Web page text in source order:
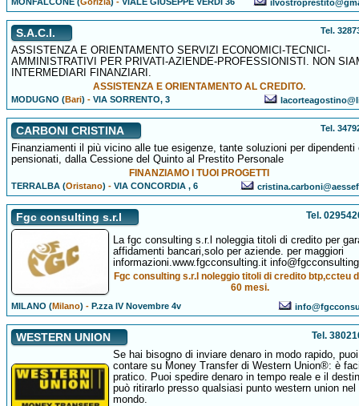
S.A.C.I. Tel.
ASSISTENZA E ORIENTAMENTO SERVIZI ECONOMICI-TECNICI-
AMMINISTRATIVI PER PRIVATI-AZIENDE-PROFESSIONISTI. NON
INTERMEDIARI FINANZIARI.
ASSISTENZA E ORIENTAMENTO AL CREDITO.
MODUGNO (Bari) -VIA SORRENTO, 3
CARBONI CRISTINA Tel.
Finanziamenti il più vicino alle tue esigenze, tante soluzioni per dipendenti
pensionati, dalla Cessione del Quinto al Prestito Personale
FINANZIAMO I TUOI PROGETTI
TERRALBA (Oristano) -VIA CONCORDIA , 6
Fgc consulting s.r.l Tel.
La fgc consulting s.r.l noleggia titoli di credito per
affidamenti bancari,solo per aziende. per maggiori
informazioni.www.fgcconsulting.it
Fgc consulting s.r.l noleggio titoli di credito btp,ccteu
60 mesi.
MILANO (Milano) -P.zza IV Novembre 4v
WESTERN UNION Tel.
Se hai bisogno di inviare denaro in modo rapido, puoi
contare su Money Transfer di Western Union®: è
pratico. Puoi spedire denaro in tempo reale e il
può ritirarlo presso qualsiasi punto western union nel
mondo.